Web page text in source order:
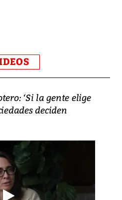
‘Si la gente elige
deciden